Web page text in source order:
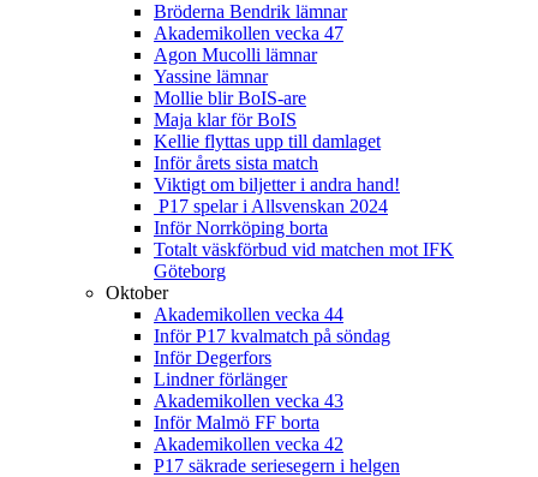
Bröderna Bendrik lämnar
Akademikollen vecka 47
Agon Mucolli lämnar
Yassine lämnar
Mollie blir BoIS-are
Maja klar för BoIS
Kellie flyttas upp till damlaget
Inför årets sista match
Viktigt om biljetter i andra hand!
P17 spelar i Allsvenskan 2024
Inför Norrköping borta
Totalt väskförbud vid matchen mot IFK
Göteborg
Oktober
Akademikollen vecka 44
Inför P17 kvalmatch på söndag
Inför Degerfors
Lindner förlänger
Akademikollen vecka 43
Inför Malmö FF borta
Akademikollen vecka 42
P17 säkrade seriesegern i helgen